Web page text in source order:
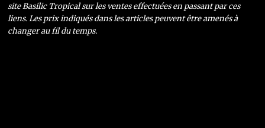
site Basilic Tropical sur les ventes effectuées en passant par ces
liens. Les prix indiqués dans les articles peuvent être amenés à
changer au fil du temps.